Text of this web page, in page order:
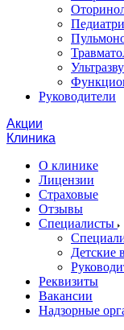
Руководители
Акции
Клиника
О клинике
Лицензии
Страховые
Отзывы
Специалисты
Детские
Реквизиты
Вакансии
Надзорные